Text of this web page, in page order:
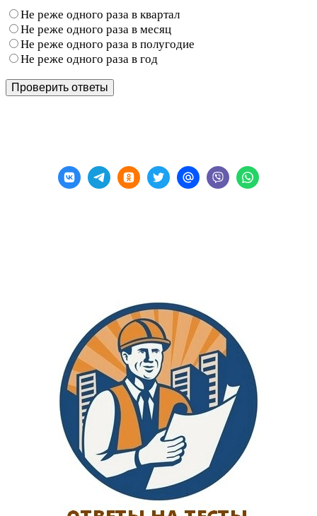
Не реже одного раза в квартал
Не реже одного раза в месяц
Не реже одного раза в полугодие
Не реже одного раза в год